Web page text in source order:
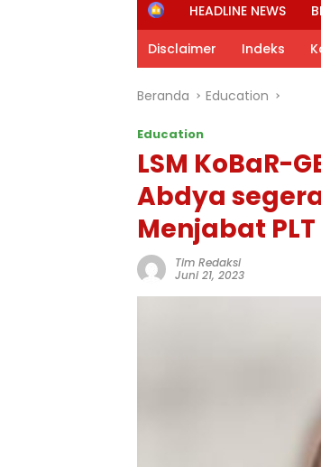
H
o
m
e
HEADLINE NEWS
Disclaimer Indeks
Beranda Education
Education
LSM KoBaR-
Abdya
Menjabat PLT
Tim Redaksi
Juni 21, 2023